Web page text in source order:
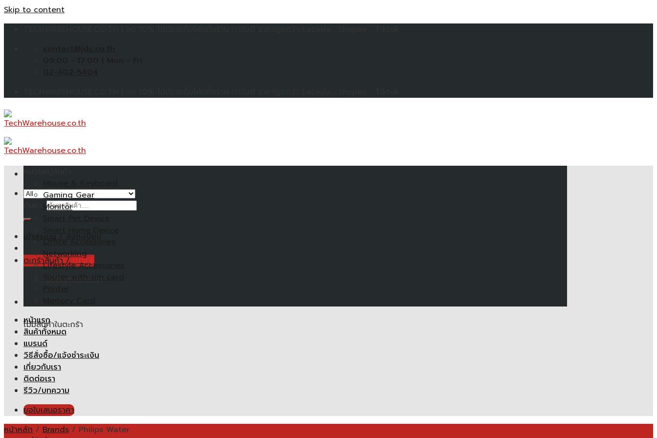
Skip to content
ตะกร้าสินค้า /0.00 ฿
ไม่มีสินค้าในตะกร้า
ไม่มีสินค้าในตะกร้า
Gaming Gear
Monitor
Networking
Lifestyle Accessories
Router with sim card
หน้าแรก
สินค้าทั้งหมด
แบรนด์
วิธีสั่งซื้อ/แจ้งชำระเงิน
เกี่ยวกับเรา
ติดต่อเรา
รีวิว/บทความ
ขอใบเสนอราคา
หน้าหลัก / Brands / Philips Water